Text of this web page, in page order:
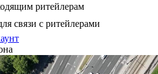
ритейлерам
связи с ритейлерами